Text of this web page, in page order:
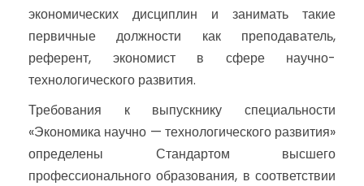
экономических дисциплин и занимать такие
первичные должности как преподаватель,
референт, экономист в сфере научно-
технологического развития.
Требования к выпускнику специальности
«Экономика научно — технологического развития»
определены Стандартом высшего
профессионального образования, в соответствии